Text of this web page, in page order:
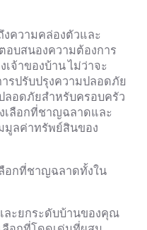
ความคล่องตัวและ
อบสนองความต้องการ
จ้าของบ้าน ไม่ว่าจะ
รปรับปรุงความปลอดภัย
ลอดภัยสำหรับครอบครัว
เลือกที่ชาญฉลาดและ
มูลค่าทรัพย์สินของ
ลือกที่ชาญฉลาดทั้งใน
ละยกระดับบ้านของคุณ